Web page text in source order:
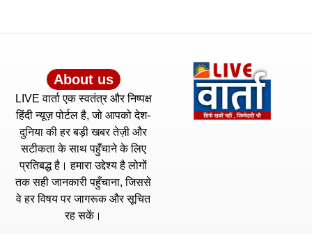
About us
LIVE वार्ता एक स्वतंत्र और निष्पक्ष
हिंदी न्यूज़ पोर्टल है, जो आपको देश-
दुनिया की हर बड़ी खबर तेज़ी और
सटीकता के साथ पहुँचाने के लिए
प्रतिबद्ध है। हमारा उद्देश्य है लोगों
तक सही जानकारी पहुँचाना, जिससे
वे हर विषय पर जागरूक और सूचित
रह सकें।